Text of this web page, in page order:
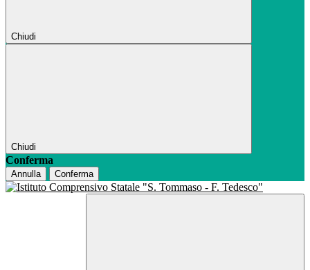
Chiudi
Chiudi
Conferma
Annulla Conferma